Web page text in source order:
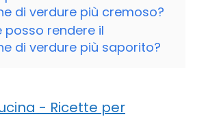
di verdure più cremoso?
posso rendere il
di verdure più saporito?
- Ricette per